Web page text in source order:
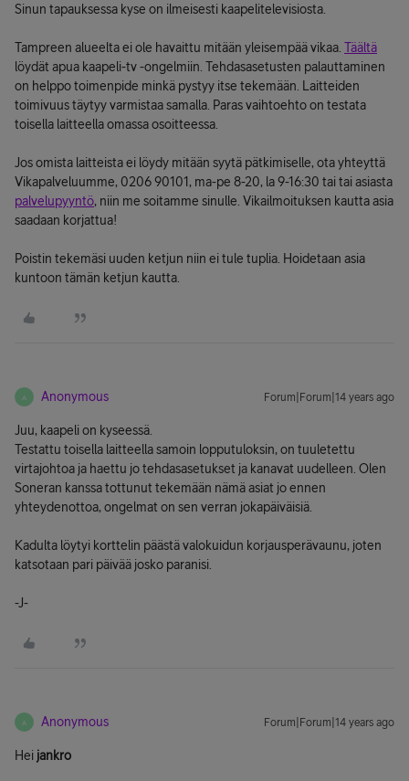
Sinun tapauksessa kyse on ilmeisesti kaapelitelevisiosta.
Tampreen alueelta ei ole havaittu mitään yleisempää vikaa. Täältä
löydät apua kaapeli-tv -ongelmiin. Tehdasasetusten palauttaminen
on helppo toimenpide minkä pystyy itse tekemään. Laitteiden
toimivuus täytyy varmistaa samalla. Paras vaihtoehto on testata
toisella laitteella omassa osoitteessa.
Jos omista laitteista ei löydy mitään syytä pätkimiselle, ota yhteyttä
Vikapalveluumme, 0206 90101, ma-pe 8-20, la 9-16:30 tai tai asiasta
palvelupyyntö, niin me soitamme sinulle. Vikailmoituksen kautta asia
saadaan korjattua!
Poistin tekemäsi uuden ketjun niin ei tule tuplia. Hoidetaan asia
kuntoon tämän ketjun kautta.
A Anonymous Forum|Forum|14 years ago
Juu, kaapeli on kyseessä.
Testattu toisella laitteella samoin lopputuloksin, on tuuletettu
virtajohtoa ja haettu jo tehdasasetukset ja kanavat uudelleen. Olen
Soneran kanssa tottunut tekemään nämä asiat jo ennen
yhteydenottoa, ongelmat on sen verran jokapäiväisiä.
Kadulta löytyi korttelin päästä valokuidun korjausperävaunu, joten
katsotaan pari päivää josko paranisi.
-J-
A Anonymous Forum|Forum|14 years ago
Hei jankro